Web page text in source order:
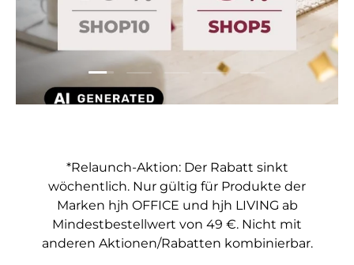
Folie laden 1 von 5
Folie laden 2 von 5
Folie laden 3 von 5
Folie laden 4 von 5
Folie laden 5
*Relaunch-Aktion: Der Rabatt sinkt
wöchentlich. Nur gültig für Produkte der
Marken hjh OFFICE und hjh LIVING ab
Mindestbestellwert von 49 €. Nicht mit
anderen Aktionen/Rabatten kombinierbar.